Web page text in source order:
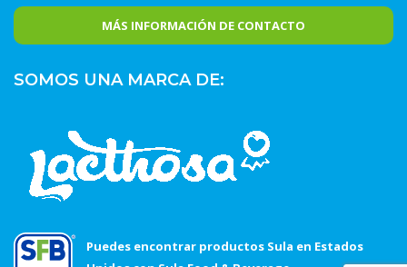
MÁS INFORMACIÓN DE CONTACTO
SOMOS UNA MARCA DE:
Puedes encontrar productos Sula en Estados